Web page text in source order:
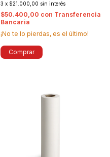
3 x $21.000,00 sin interés
$50.400,00 con Transferencia
Bancaria
¡No te lo pierdas, es el último!